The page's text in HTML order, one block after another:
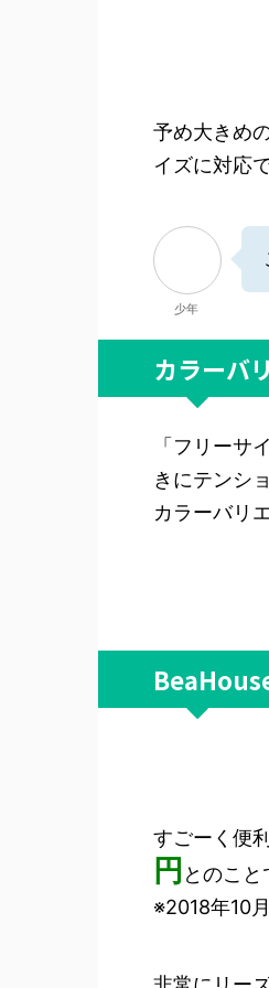
予め大きめ
イズに対応
少年
カラーバ
「フリーサ
きにテンシ
カラーバリ
すごーく便
円 とのこと
※2018年10